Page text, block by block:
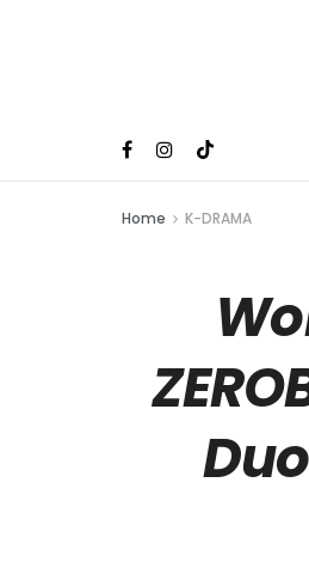
Home K-DRAMA